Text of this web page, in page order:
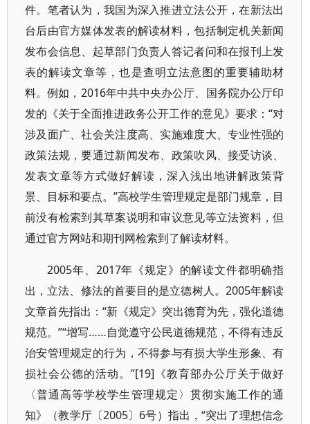
件。笔者认为，我国为深入推进立法公开，在新法出
台后由官方媒体发表的解读材料，包括制定机关新闻
发布会信息、起草部门负责人答记者问和在报刊上发
表的解读文章等，也是查明立法意图的重要辅助材
料。例如，2016年中共中央办公厅、国务院办公厅印
发的《关于全面推进政务公开工作的意见》要求：“对
涉及面广、社会关注度高、实施难度大、专业性强的
政策法规，要通过新闻发布、政策吹风、接受访谈、
发表文章等方式做好解读，深入浅出地讲解政策背
景、目标和要点。”高校学生管理规定是部门规章，目
前没有检索到其草案说明和审议意见等立法资料，但
通过官方网站和期刊网检索到了解读材料。
2005年、2017年《规定》的解读文件都明确指
出，立法、修法的首要目的是立德树人。2005年解读
文章首先指出：“新《规定》突出德育为先，强化道德
规范。”“增写……自觉遵守公民道德规范，不得有违反
治安管理规定的行为，不得参与有损大学生形象、有
损社会公德的活动。”[19]《教育部办公厅关于做好
〈普通高等学校学生管理规定〉贯彻实施工作的通
知》（教学厅〔2005〕6号）指出，“突出了理想信念